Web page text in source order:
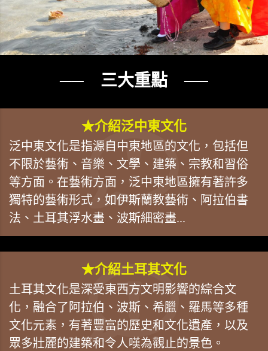
── 三大重點 ──
★介紹泛中東文化
泛中東文化是指源自中東地區的文化，包括但
不限於藝術、音樂、文學、建築、宗教和習俗
等方面。在藝術方面，泛中東地區擁有著許多
獨特的藝術形式，如伊斯蘭教藝術、阿拉伯書
法、土耳其浮水畫、波斯細密畫...
★介紹土耳其文化
土耳其文化是深受東西方文明影響的綜合文
化，融合了阿拉伯、波斯、希臘、羅馬等多種
文化元素，有著豐富的歷史和文化遺產，以及
眾多壯麗的建築和令人嘆為觀止的景色。